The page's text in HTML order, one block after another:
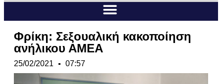
Φρίκη: Σεξουαλική κακοποίηση
ανήλικου ΑΜΕΑ
25/02/2021 07:57